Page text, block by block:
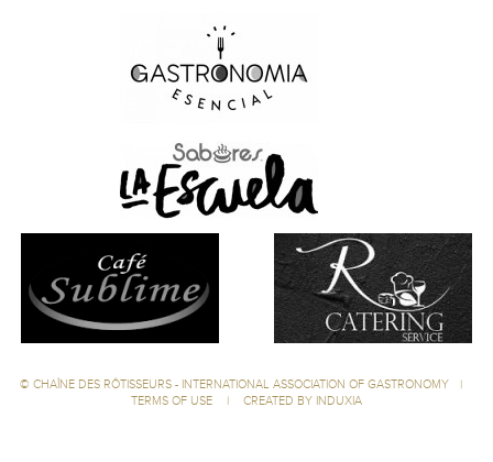
© CHAÎNE DES RÔTISSEURS - INTERNATIONAL ASSOCIATION OF GASTRONOMY
|
TERMS OF USE
| CREATED BY INDUXIA